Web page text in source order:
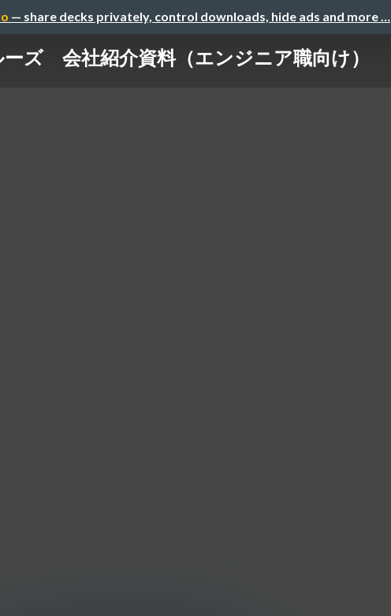
— share decks privately, control downloads, hide ads and more …
ーズ 会社紹介資料（エンジニア職向け）